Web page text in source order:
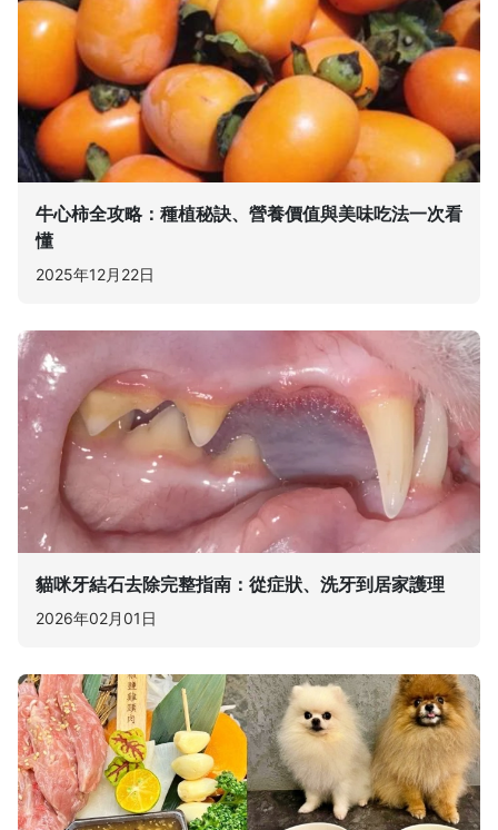
牛心柿全攻略：種植秘訣、營養價值與美味吃法一次看
懂
2025年12月22日
貓咪牙結石去除完整指南：從症狀、洗牙到居家護理
2026年02月01日